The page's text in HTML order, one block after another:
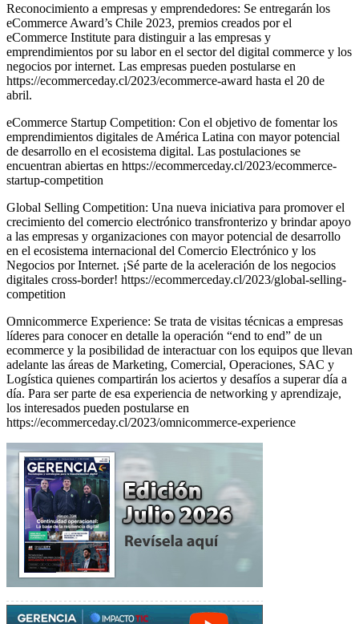
Reconocimiento a empresas y emprendedores: Se entregarán los
eCommerce Award’s Chile 2023, premios creados por el
eCommerce Institute para distinguir a las empresas y
emprendimientos por su labor en el sector del digital commerce y los
negocios por internet. Las empresas pueden postularse en
https://ecommerceday.cl/2023/ecommerce-award hasta el 20 de
abril.
eCommerce Startup Competition: Con el objetivo de fomentar los
emprendimientos digitales de América Latina con mayor potencial
de desarrollo en el ecosistema digital. Las postulaciones se
encuentran abiertas en https://ecommerceday.cl/2023/ecommerce-
startup-competition
Global Selling Competition: Una nueva iniciativa para promover el
crecimiento del comercio electrónico transfronterizo y brindar apoyo
a las empresas y organizaciones con mayor potencial de desarrollo
en el ecosistema internacional del Comercio Electrónico y los
Negocios por Internet. ¡Sé parte de la aceleración de los negocios
digitales cross-border! https://ecommerceday.cl/2023/global-selling-
competition
Omnicommerce Experience: Se trata de visitas técnicas a empresas
líderes para conocer en detalle la operación “end to end” de un
ecommerce y la posibilidad de interactuar con los equipos que llevan
adelante las áreas de Marketing, Comercial, Operaciones, SAC y
Logística quienes compartirán los aciertos y desafíos a superar día a
día. Para ser parte de esa experiencia de networking y aprendizaje,
los interesados pueden postularse en
https://ecommerceday.cl/2023/omnicommerce-experience